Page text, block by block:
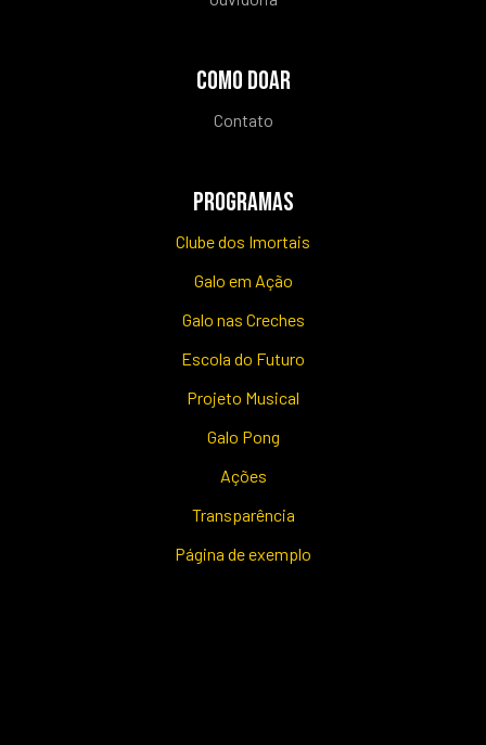
COMO DOAR
Contato
PROGRAMAS
Clube dos Imortais
Galo em Ação
Galo nas Creches
Escola do Futuro
Projeto Musical
Galo Pong
Ações
Transparência
Página de exemplo